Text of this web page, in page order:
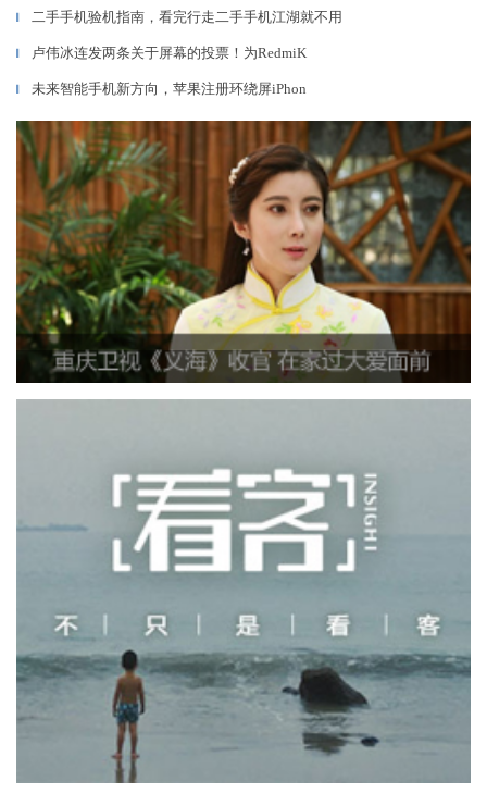
▎ 二手手机验机指南，看完行走二手手机江湖就不用
▎ 卢伟冰连发两条关于屏幕的投票！为RedmiK
▎ 未来智能手机新方向，苹果注册环绕屏iPhon